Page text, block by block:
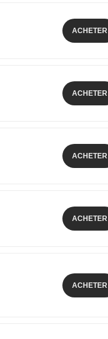
ACHETER
ACHETER
ACHETER
ACHETER
ACHETER